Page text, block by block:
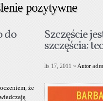
pozytywne
do
że
Szczęście
szczęścia:
lis 17, 2011 ~ Autor